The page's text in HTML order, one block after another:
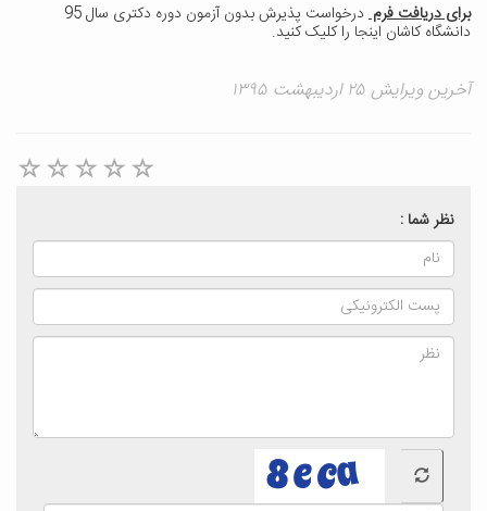
برای دریافت فرم
درخواست پذیرش بدون آزمون دوره دکتری سال 95
دانشگاه کاشان اینجا را کلیک کنید.
آخرین ویرایش ۲۵ اردیبهشت ۱۳۹۵
نظر شما :